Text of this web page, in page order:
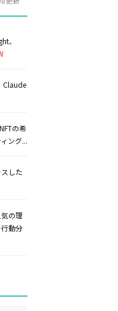
、
Claude
の希
ング...
した
の理
動分